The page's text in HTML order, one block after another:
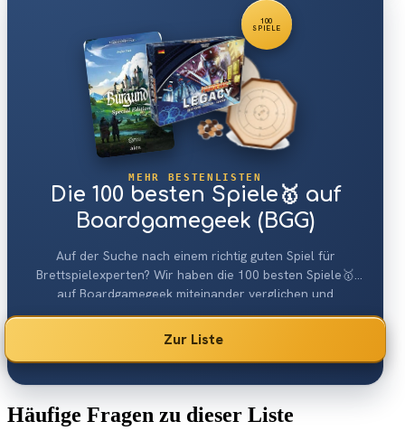
100
SPIELE
MEHR BESTENLISTEN
Die 100 besten Spiele🥇 auf
Boardgamegeek (BGG)
Auf der Suche nach einem richtig guten Spiel für
Brettspielexperten? Wir haben die 100 besten Spiele🥇
auf Boardgamegeek miteinander verglichen und
aufgelistet.
Zur Liste
Häufige Fragen zu dieser Liste